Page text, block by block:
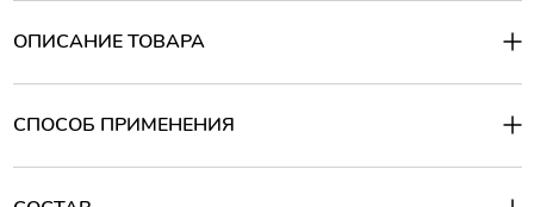
ОПИСАНИЕ ТОВАРА
Набор уходовый для лица содержит крем+сыворотку. Содержит
раздражителей окружающей среды и способствует
восстановлению кожи. Слизь улитки защищает кожный барьер и
гидролизованный коллаген увлажняет, повышает упругость и
СПОСОБ ПРИМЕНЕНИЯ
Способ применения:
сыворотку, затем крем.